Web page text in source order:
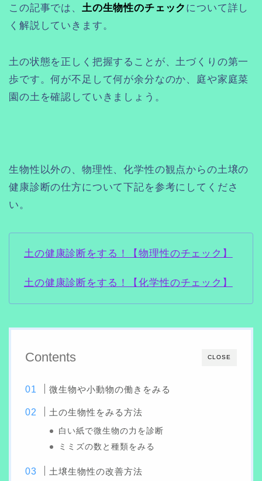
この記事では、 土の生物性のチェック について詳し
く解説していきます。
土の状態を正しく把握することが、土づくりの第一
歩です。何が不足して何が余分なのか、庭や家庭菜
園の土を確認していきましょう。
生物性以外の、物理性、化学性の観点からの土壌の
健康診断の仕方について下記を参考にしてくださ
い。
土の健康診断をする！【物理性のチェック】
土の健康診断をする！【化学性のチェック】
CLOSE
Contents
微生物や小動物の働きをみる
土の生物性をみる方法
白い紙で微生物の力を診断
ミミズの数と種類をみる
土壌生物性の改善方法